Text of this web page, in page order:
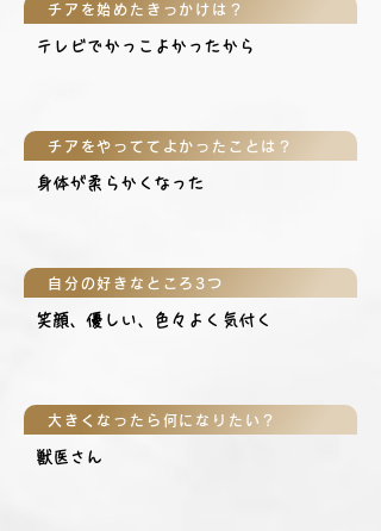
チアを始めたきっかけは？
テレビでかっこよかったから
チアをやっててよかったことは？
身体が柔らかくなった
自分の好きなところ3つ
笑顔、優しい、色々よく気付く
大きくなったら何になりたい？
獣医さん